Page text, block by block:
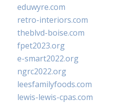
eduwyre.com
retro-interiors.com
theblvd-boise.com
fpet2023.org
e-smart2022.org
ngrc2022.org
leesfamilyfoods.com
lewis-lewis-cpas.com